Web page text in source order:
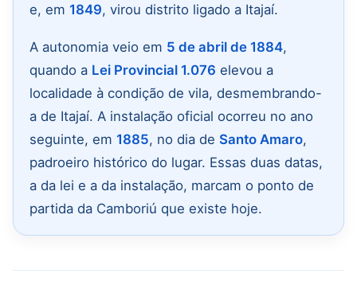
e, em 1849, virou distrito ligado a Itajaí.
A autonomia veio em 5 de abril de 1884,
quando a Lei Provincial 1.076 elevou a
localidade à condição de vila, desmembrando-
a de Itajaí. A instalação oficial ocorreu no ano
seguinte, em 1885, no dia de Santo Amaro,
padroeiro histórico do lugar. Essas duas datas,
a da lei e a da instalação, marcam o ponto de
partida da Camboriú que existe hoje.